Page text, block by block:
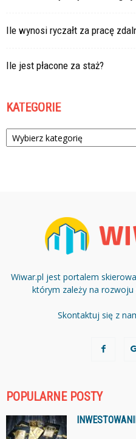
Ile wynosi ryczałt za pracę
Ile jest płacone za staż?
KATEGORIE
Kategorie
Wiwar.pl jest portalem
którym zależy na
Skontaktuj się z
POPULARNE POSTY